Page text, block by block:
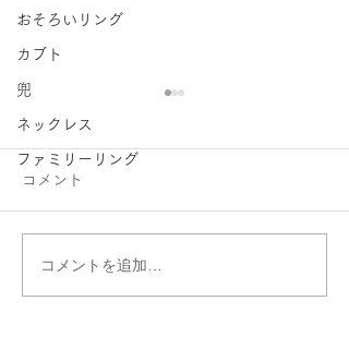
おそろいリング
カブト
兜
ネックレス
ファミリーリング
マーガレット ペアリング
コメント
コメントを追加…